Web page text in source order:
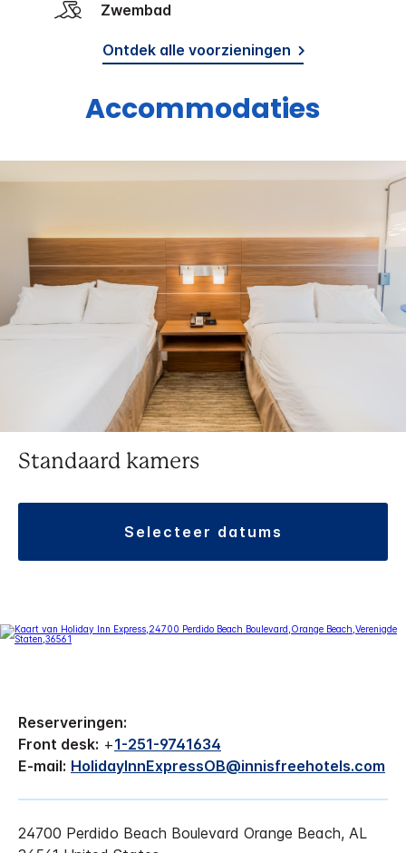
Zwembad
Ontdek alle voorzieningen
Accommodaties
Standaard kamers
selecteer datums
Reserveringen:
Front desk: +1-251-9741634
E-mail: HolidayInnExpressOB@innisfreehotels.com
24700 Perdido Beach Boulevard Orange Beach, AL